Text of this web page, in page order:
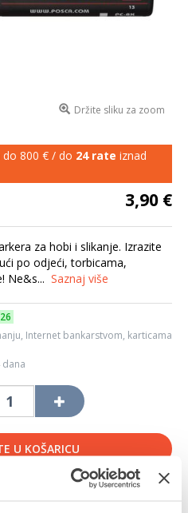
Držite sliku za zoom
do 800 € / do 24 rate iznad
3,90 €
za hobi i slikanje. Izrazite
po odjeći, torbicama,
Ne&s... Saznaj više
Internet bankarstvom, karticama
U KOŠARICU